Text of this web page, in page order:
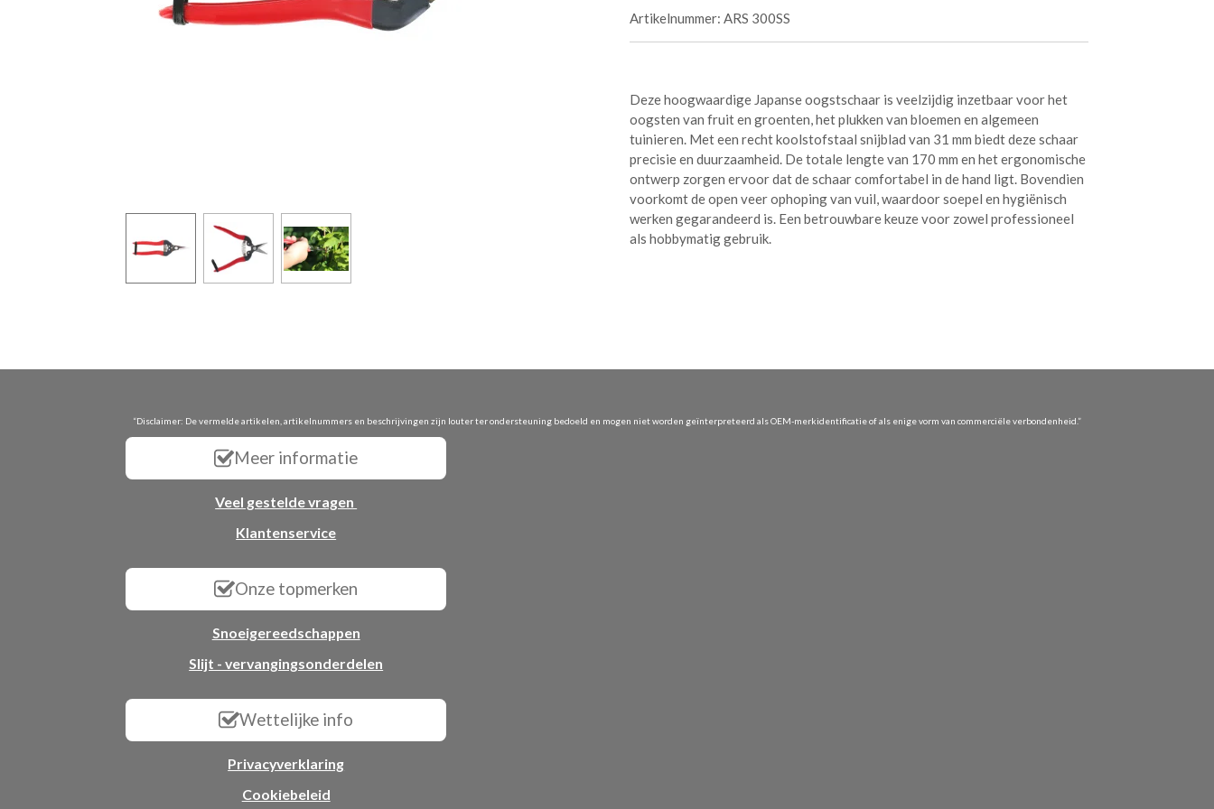
Artikelnummer: ARS 300SS
Deze hoogwaardige Japanse oogstschaar is veelzijdig inzetbaar voor het
oogsten van fruit en groenten, het plukken van bloemen en algemeen
tuinieren. Met een recht koolstofstaal snijblad van 31 mm biedt deze schaar
precisie en duurzaamheid. De totale lengte van 170 mm en het ergonomische
ontwerp zorgen ervoor dat de schaar comfortabel in de hand ligt. Bovendien
voorkomt de open veer ophoping van vuil, waardoor soepel en hygiënisch
werken gegarandeerd is. Een betrouwbare keuze voor zowel professioneel
als hobbymatig gebruik.
“Disclaimer: De vermelde artikelen, artikelnummers en beschrijvingen zijn louter ter ondersteuning bedoeld en mogen niet worden geïnterpreteerd als OEM-merkidentificatie of als enige vorm van commerciële verbondenheid.”
Meer informatie
Veel gestelde vragen
Klantenservice
Onze topmerken
Snoeigereedschappen
Slijt - vervangingsonderdelen
Wettelijke info
Privacyverklaring
Cookiebeleid